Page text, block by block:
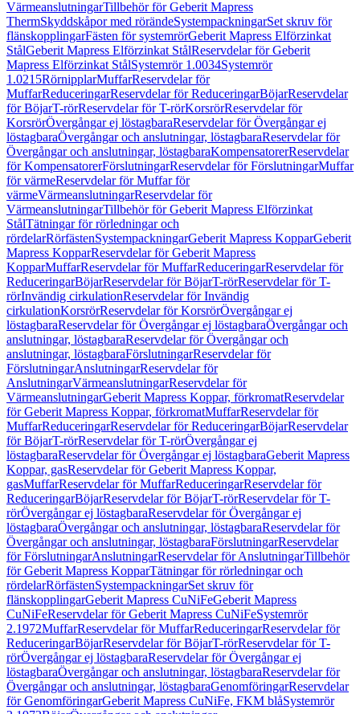
VärmeanslutningarTillbehör för Geberit Mapress
ThermSkyddskåpor med rörändeSystempackningarSet skruv för
flänskopplingarFästen för systemrörGeberit Mapress Elförzinkat
StålGeberit Mapress Elförzinkat StålReservdelar för Geberit
Mapress Elförzinkat StålSystemrör 1.0034Systemrör
1.0215RörnipplarMuffarReservdelar för
MuffarReduceringarReservdelar för ReduceringarBöjarReservdelar
för BöjarT-rörReservdelar för T-rörKorsrörReservdelar för
KorsrörÖvergångar ej löstagbaraReservdelar för Övergångar ej
löstagbaraÖvergångar och anslutningar, löstagbaraReservdelar för
Övergångar och anslutningar, löstagbaraKompensatorerReservdelar
för KompensatorerFörslutningarReservdelar för FörslutningarMuffar
för värmeReservdelar för Muffar för
värmeVärmeanslutningarReservdelar för
VärmeanslutningarTillbehör för Geberit Mapress Elförzinkat
StålTätningar för rörledningar och
rördelarRörfästenSystempackningarGeberit Mapress KopparGeberit
Mapress KopparReservdelar för Geberit Mapress
KopparMuffarReservdelar för MuffarReduceringarReservdelar för
ReduceringarBöjarReservdelar för BöjarT-rörReservdelar för T-
rörInvändig cirkulationReservdelar för Invändig
cirkulationKorsrörReservdelar för KorsrörÖvergångar ej
löstagbaraReservdelar för Övergångar ej löstagbaraÖvergångar och
anslutningar, löstagbaraReservdelar för Övergångar och
anslutningar, löstagbaraFörslutningarReservdelar för
FörslutningarAnslutningarReservdelar för
AnslutningarVärmeanslutningarReservdelar för
VärmeanslutningarGeberit Mapress Koppar, förkromatReservdelar
för Geberit Mapress Koppar, förkromatMuffarReservdelar för
MuffarReduceringarReservdelar för ReduceringarBöjarReservdelar
för BöjarT-rörReservdelar för T-rörÖvergångar ej
löstagbaraReservdelar för Övergångar ej löstagbaraGeberit Mapress
Koppar, gasReservdelar för Geberit Mapress Koppar,
gasMuffarReservdelar för MuffarReduceringarReservdelar för
ReduceringarBöjarReservdelar för BöjarT-rörReservdelar för T-
rörÖvergångar ej löstagbaraReservdelar för Övergångar ej
löstagbaraÖvergångar och anslutningar, löstagbaraReservdelar för
Övergångar och anslutningar, löstagbaraFörslutningarReservdelar
för FörslutningarAnslutningarReservdelar för AnslutningarTillbehör
för Geberit Mapress KopparTätningar för rörledningar och
rördelarRörfästenSystempackningarSet skruv för
flänskopplingarGeberit Mapress CuNiFeGeberit Mapress
CuNiFeReservdelar för Geberit Mapress CuNiFeSystemrör
2.1972MuffarReservdelar för MuffarReduceringarReservdelar för
ReduceringarBöjarReservdelar för BöjarT-rörReservdelar för T-
rörÖvergångar ej löstagbaraReservdelar för Övergångar ej
löstagbaraÖvergångar och anslutningar, löstagbaraReservdelar för
Övergångar och anslutningar, löstagbaraGenomföringarReservdelar
för GenomföringarGeberit Mapress CuNiFe, FKM blåSystemrör